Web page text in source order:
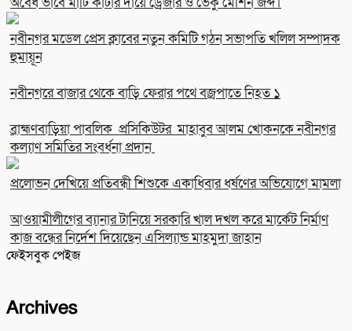
নবীনগর মডেল প্রেস ক্লাবের নতুন কমিটি গঠন সভাপতি খলিল সম্পাদক
হুমায়ূন
নবীনগরে বাজার থেকে বাড়ি ফেরার পথে বজ্রপাতে নিহত ১
ব্রাহ্মণবাড়িয়া পাবলিক প্রসিকিউটর মাহাবুব আলম খোকনকে নবীনগর
কল্যাণ সমিতির সংবর্ধনা প্রদান
প্রলোভন দেখিয়ে প্রতিবন্ধী শিশুকে একাধিবার ধর্ষণের অভিযোগে মামলা
আওয়ামীলীগের ব্যানার টানিয়ে সরকারি খাল দখল করে মার্কেট নির্মাণ
কাজ বন্ধের নির্দেশ দিয়েছেন এসিল্যান্ড মাহমুদা জাহান
ফেইসবুক পেইজ
Archives